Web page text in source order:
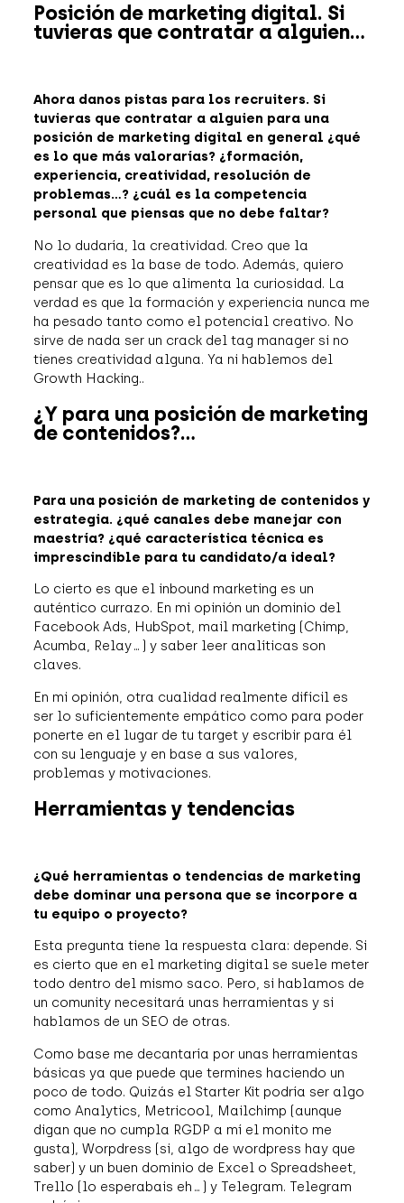
Posición de marketing digital. Si
tuvieras que contratar a alguien…
Ahora danos pistas para los recruiters. Si
tuvieras que contratar a alguien para una
posición de marketing digital en general ¿qué
es lo que más valorarías? ¿formación,
experiencia, creatividad, resolución de
problemas…? ¿cuál es la competencia
personal que piensas que no debe faltar?
No lo dudaría, la creatividad. Creo que la
creatividad es la base de todo. Además, quiero
pensar que es lo que alimenta la curiosidad. La
verdad es que la formación y experiencia nunca me
ha pesado tanto como el potencial creativo. No
sirve de nada ser un crack del tag manager si no
tienes creatividad alguna. Ya ni hablemos del
Growth Hacking..
¿Y para una posición de marketing
de contenidos?…
Para una posición de marketing de contenidos y
estrategia. ¿qué canales debe manejar con
maestría? ¿qué característica técnica es
imprescindible para tu candidato/a ideal?
Lo cierto es que el inbound marketing es un
auténtico currazo. En mi opinión un dominio del
Facebook Ads, HubSpot, mail marketing (Chimp,
Acumba, Relay…) y saber leer analíticas son
claves.
En mi opinión, otra cualidad realmente difícil es
ser lo suficientemente empático como para poder
ponerte en el lugar de tu target y escribir para él
con su lenguaje y en base a sus valores,
problemas y motivaciones.
Herramientas y tendencias
¿Qué herramientas o tendencias de marketing
debe dominar una persona que se incorpore a
tu equipo o proyecto?
Esta pregunta tiene la respuesta clara: depende. Si
es cierto que en el marketing digital se suele meter
todo dentro del mismo saco. Pero, si hablamos de
un comunity necesitará unas herramientas y si
hablamos de un SEO de otras.
Como base me decantaría por unas herramientas
básicas ya que puede que termines haciendo un
poco de todo. Quizás el Starter Kit podría ser algo
como Analytics, Metricool, Mailchimp (aunque
digan que no cumpla RGDP a mí el monito me
gusta), Worpdress (si, algo de wordpress hay que
saber) y un buen dominio de Excel o Spreadsheet,
Trello (lo esperabais eh…) y Telegram. Telegram